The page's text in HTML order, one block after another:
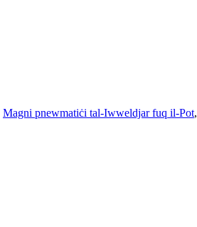
Magni pnewmatiċi tal-Iwweldjar fuq il-Pot,